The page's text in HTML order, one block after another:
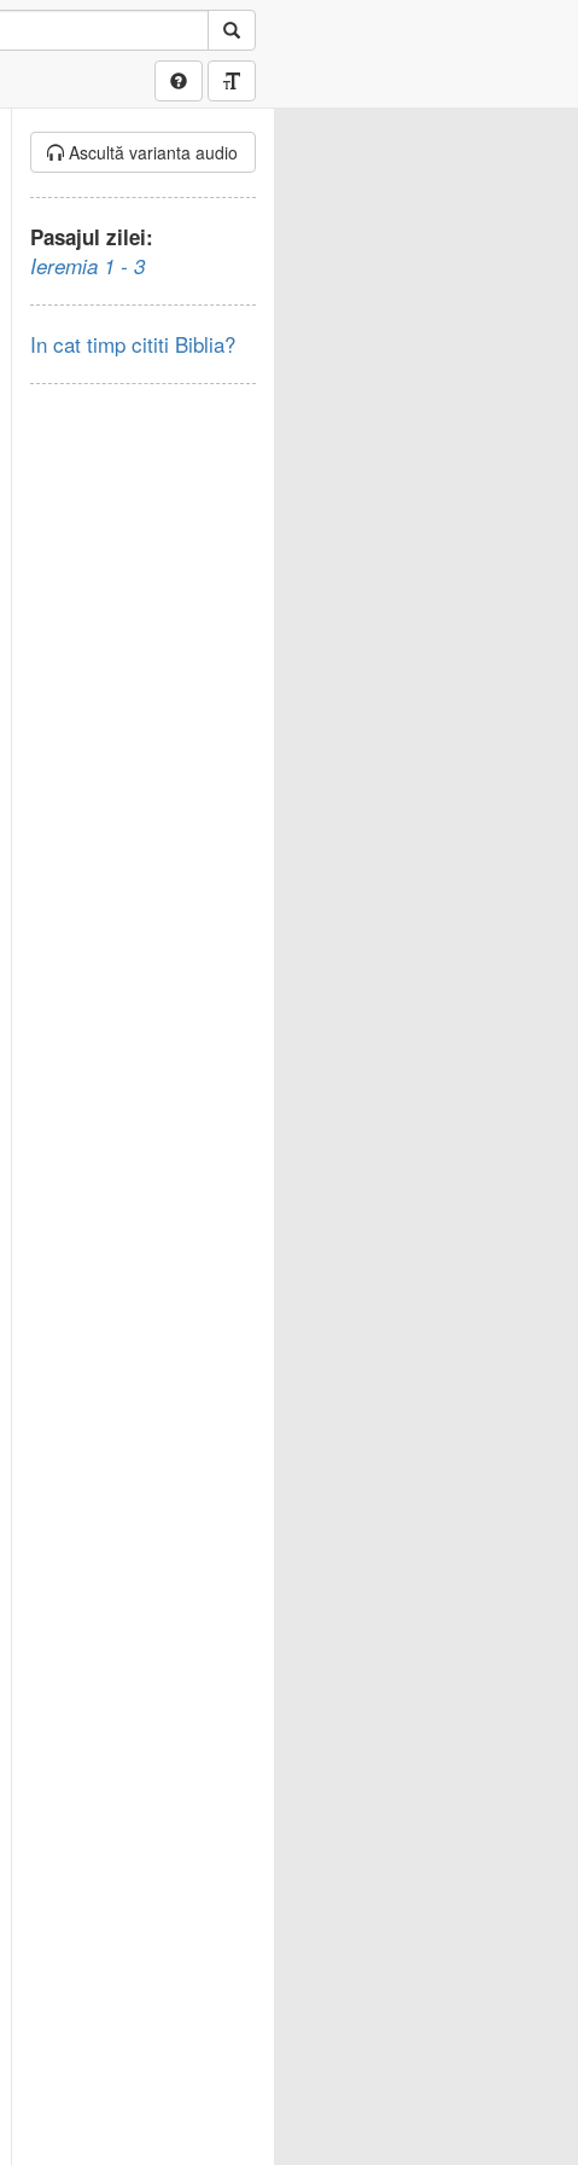
Ascultă varianta audio
Pasajul zilei:
Ieremia 1 - 3
In cat timp cititi Biblia?